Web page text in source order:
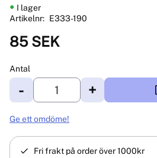
85SEK
Antal
+
-
I lager
Artikelnr
E333-190
Ge ett omdöme!
Fri frakt på order över 1000kr